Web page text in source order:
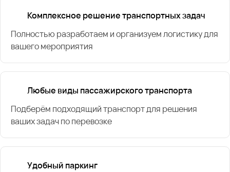
Комплексное решение транспортных задач
Полностью разработаем и организуем логистику для
вашего мероприятия
Любые виды пассажирского транспорта
Подберём подходящий транспорт для решения
ваших задач по перевозке
Удобный паркинг